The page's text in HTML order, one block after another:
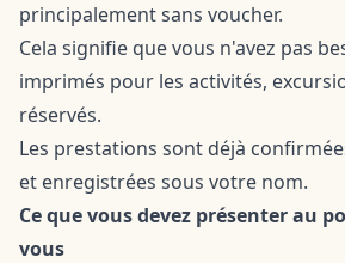
principalement sans voucher.
Cela signifie que vous n'avez pas
imprimés pour les activités,
réservés.
Les prestations sont déjà
et enregistrées sous votre nom.
Ce que vous devez présenter au
vous